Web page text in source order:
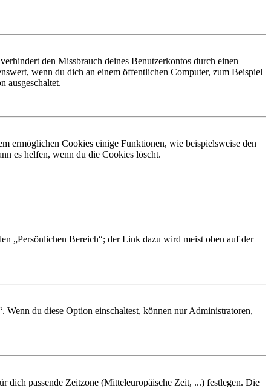
den Missbrauch deines Benutzerkontos durch einen
wenn du dich an einem öffentlichen Computer, zum Beispiel
ausgeschaltet.
ermöglichen Cookies einige Funktionen, wie beispielsweise den
es helfen, wenn du die Cookies löscht.
„Persönlichen Bereich“; der Link dazu wird meist oben auf der
du diese Option einschaltest, können nur Administratoren,
dich passende Zeitzone (Mitteleuropäische Zeit, ...) festlegen. Die